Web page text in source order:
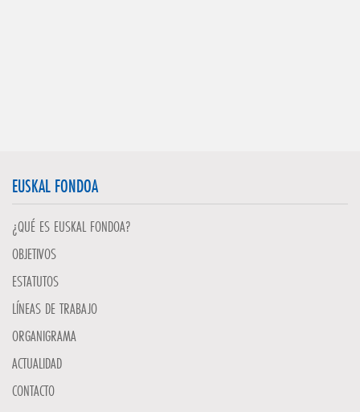
EUSKAL FONDOA
¿QUÉ ES EUSKAL FONDOA?
OBJETIVOS
ESTATUTOS
LÍNEAS DE TRABAJO
ORGANIGRAMA
ACTUALIDAD
CONTACTO